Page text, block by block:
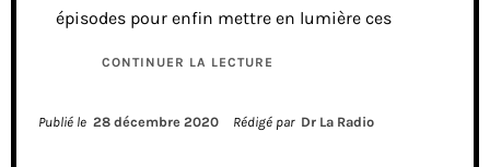
épisodes pour enfin mettre en lumière ces
CONTINUER LA LECTURE
Publié le 28 décembre 2020 Rédigé par Dr La Radio